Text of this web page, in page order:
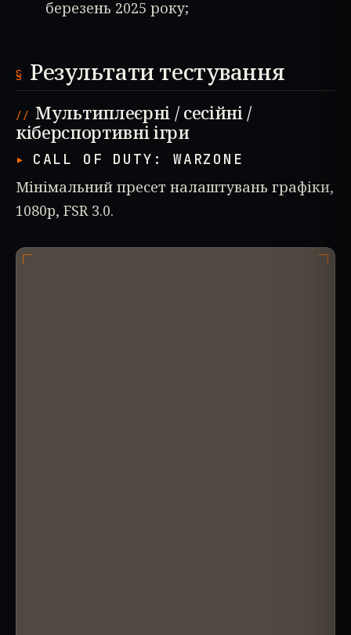
березень 2025 року;
Результати тестування
Мультиплеєрні / сесійні /
кіберспортивні ігри
CALL OF DUTY: WARZONE
Мінімальний пресет налаштувань графіки,
1080p, FSR 3.0.